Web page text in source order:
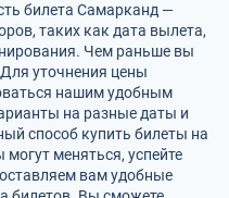
билета Самарканд —
таких как дата вылета,
Чем раньше вы
уточнения цены
нашим удобным
на разные даты и
способ купить билеты на
меняться, успейте
вам удобные